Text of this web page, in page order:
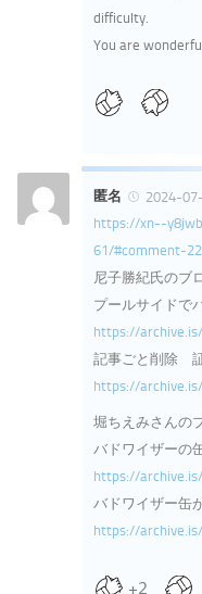
difficulty.
You are
匿名
2024-
https://xn--
61/#comment-
尼子勝紀氏のブ
プールサイドで
https://archive.is/
記事ごと削除
https://
堀ちえみさんの
バドワイザーの
https://
バドワイザー缶
https://
+2